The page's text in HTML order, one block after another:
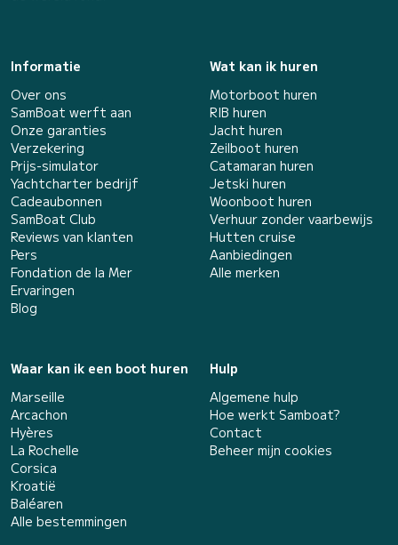
Informatie
Over ons
SamBoat werft aan
Onze garanties
Verzekering
Prijs-simulator
Yachtcharter bedrijf
Cadeaubonnen
SamBoat Club
Reviews van klanten
Pers
Fondation de la Mer
Ervaringen
Blog
Wat kan ik huren
Motorboot huren
RIB huren
Jacht huren
Zeilboot huren
Catamaran huren
Jetski huren
Woonboot huren
Verhuur zonder vaarbewijs
Hutten cruise
Aanbiedingen
Alle merken
Waar kan ik een boot huren
Marseille
Arcachon
Hyères
La Rochelle
Corsica
Kroatië
Baléaren
Alle bestemmingen
Hulp
Algemene hulp
Hoe werkt Samboat?
Contact
Beheer mijn cookies